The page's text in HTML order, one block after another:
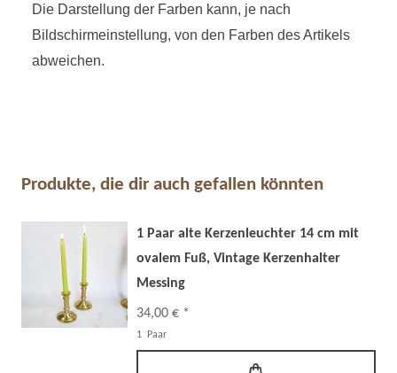
Die Darstellung der Farben kann, je nach
Bildschirmeinstellung, von den Farben des Artikels
abweichen.
Produkte, die dir auch gefallen könnten
1 Paar alte Kerzenleuchter 14 cm mit
ovalem Fuß, Vintage Kerzenhalter
Messing
34,00 € *
1 Paar